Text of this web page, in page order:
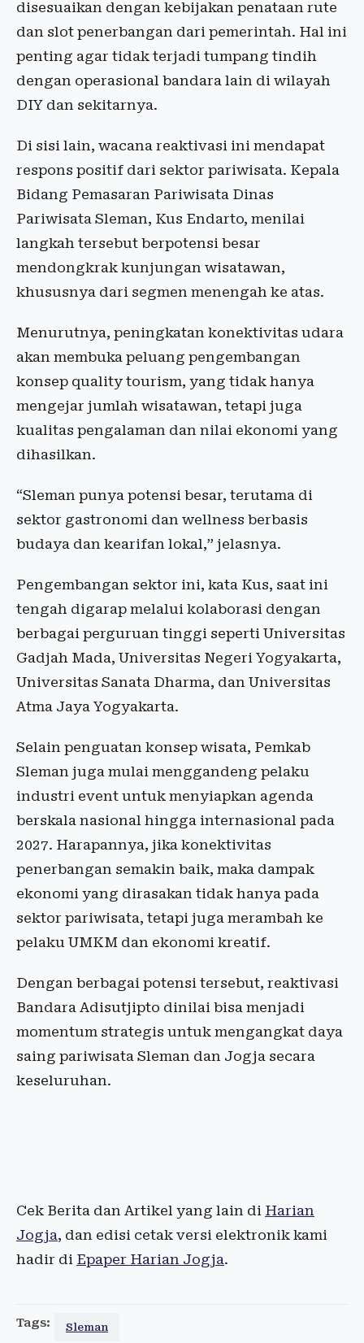
disesuaikan dengan kebijakan penataan rute
dan slot penerbangan dari pemerintah. Hal ini
penting agar tidak terjadi tumpang tindih
dengan operasional bandara lain di wilayah
DIY dan sekitarnya.
Di sisi lain, wacana reaktivasi ini mendapat
respons positif dari sektor pariwisata. Kepala
Bidang Pemasaran Pariwisata Dinas
Pariwisata Sleman, Kus Endarto, menilai
langkah tersebut berpotensi besar
mendongkrak kunjungan wisatawan,
khususnya dari segmen menengah ke atas.
Menurutnya, peningkatan konektivitas udara
akan membuka peluang pengembangan
konsep quality tourism, yang tidak hanya
mengejar jumlah wisatawan, tetapi juga
kualitas pengalaman dan nilai ekonomi yang
dihasilkan.
“Sleman punya potensi besar, terutama di
sektor gastronomi dan wellness berbasis
budaya dan kearifan lokal,” jelasnya.
Pengembangan sektor ini, kata Kus, saat ini
tengah digarap melalui kolaborasi dengan
berbagai perguruan tinggi seperti Universitas
Gadjah Mada, Universitas Negeri Yogyakarta,
Universitas Sanata Dharma, dan Universitas
Atma Jaya Yogyakarta.
Selain penguatan konsep wisata, Pemkab
Sleman juga mulai menggandeng pelaku
industri event untuk menyiapkan agenda
berskala nasional hingga internasional pada
2027. Harapannya, jika konektivitas
penerbangan semakin baik, maka dampak
ekonomi yang dirasakan tidak hanya pada
sektor pariwisata, tetapi juga merambah ke
pelaku UMKM dan ekonomi kreatif.
Dengan berbagai potensi tersebut, reaktivasi
Bandara Adisutjipto dinilai bisa menjadi
momentum strategis untuk mengangkat daya
saing pariwisata Sleman dan Jogja secara
keseluruhan.
Cek Berita dan Artikel yang lain di Harian
Jogja, dan edisi cetak versi elektronik kami
hadir di Epaper Harian Jogja.
Tags: Sleman